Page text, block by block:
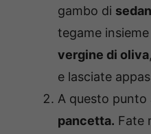
gambo di
tegame insieme
vergine di oliva
e lasciate
A questo punto
pancetta. Fate